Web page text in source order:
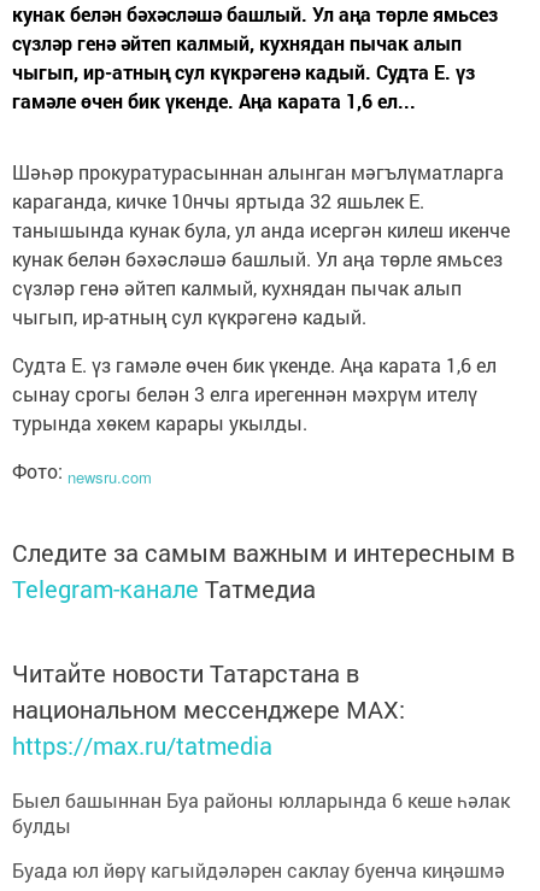
кунак белән бәхәсләшә башлый. Ул аңа төрле ямьсез
сүзләр генә әйтеп калмый, кухнядан пычак алып
чыгып, ир-атның сул күкрәгенә кадый. Судта Е. үз
гамәле өчен бик үкенде. Аңа карата 1,6 ел...
Шәһәр прокуратурасыннан алынган мәгълүматларга
караганда, кичке 10нчы яртыда 32 яшьлек Е.
танышында кунак була, ул анда исергән килеш икенче
кунак белән бәхәсләшә башлый. Ул аңа төрле ямьсез
сүзләр генә әйтеп калмый, кухнядан пычак алып
чыгып, ир-атның сул күкрәгенә кадый.
Судта Е. үз гамәле өчен бик үкенде. Аңа карата 1,6 ел
сынау срогы белән 3 елга ирегеннән мәхрүм ителү
турында хөкем карары укылды.
Фото: newsru.com
Следите за самым важным и интересным в
Telegram-канале Татмедиа
Читайте новости Татарстана в
национальном мессенджере MАХ:
https://max.ru/tatmedia
Быел башыннан Буа районы юлларында 6 кеше һәлак
булды
Буада юл йөрү кагыйдәләрен саклау буенча киңәшмә